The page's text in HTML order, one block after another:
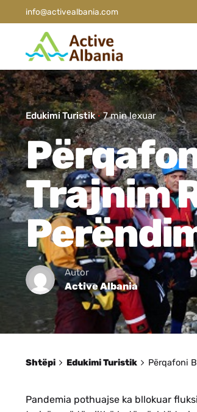
info@activealbania.com
Edukimi Turistik 7 min lexuar
Trajnim
Autor
Active Albania
Shtëpi Edukimi Turistik Përqafoni
Pandemia pothuajse ka bllokuar